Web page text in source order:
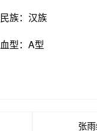
民族：汉族
血型：A型
张